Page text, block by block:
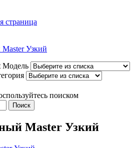
страница
Узкий
Модель
поиском
Master Узкий